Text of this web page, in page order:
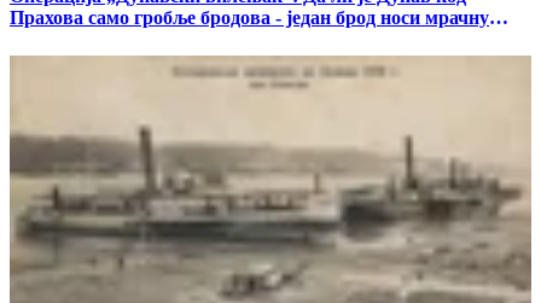
Прахова само гробље бродова - један брод носи мрачну